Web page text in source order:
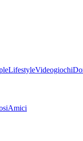
LifestyleVideogiochi
Amici